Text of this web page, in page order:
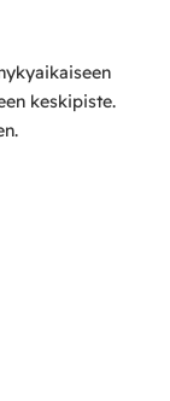
keskipiste.